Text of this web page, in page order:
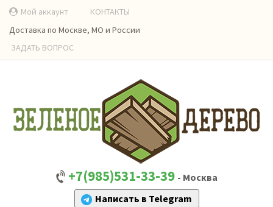
Мой аккаунт
КОНТАКТЫ
Доставка по Москве, МО и России
ЗАДАТЬ ВОПРОС
+7(985)531-33-39 - Москва
Написать в Telegram